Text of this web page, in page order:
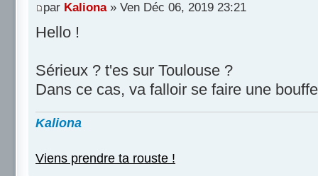
par Kaliona» Ven Déc 06, 2019 23:21
Hello !
Sérieux ? t'es sur Toulouse ?
Dans ce cas, va falloir se faire une
Kaliona
Viens prendre ta rouste !